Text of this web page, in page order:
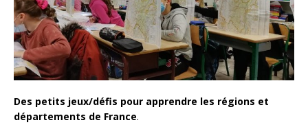
Des petits jeux/défis pour apprendre les régions et
départements de France.